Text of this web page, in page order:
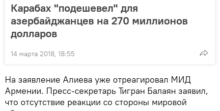
Карабах "подешевел" для
азербайджанцев на 270 миллионов
долларов
14 марта 2018, 18:55
На заявление Алиева уже отреагировал МИД
Армении. Пресс-секретарь Тигран Балаян заявил,
что отсутствие реакции со стороны мировой